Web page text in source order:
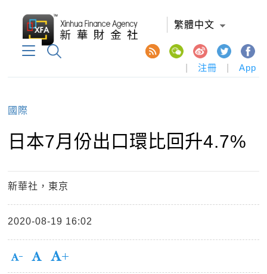
繁體中文
注冊 App
國際
日本7月份出口環比回升4.7%
新華社，東京
2020-08-19 16:02